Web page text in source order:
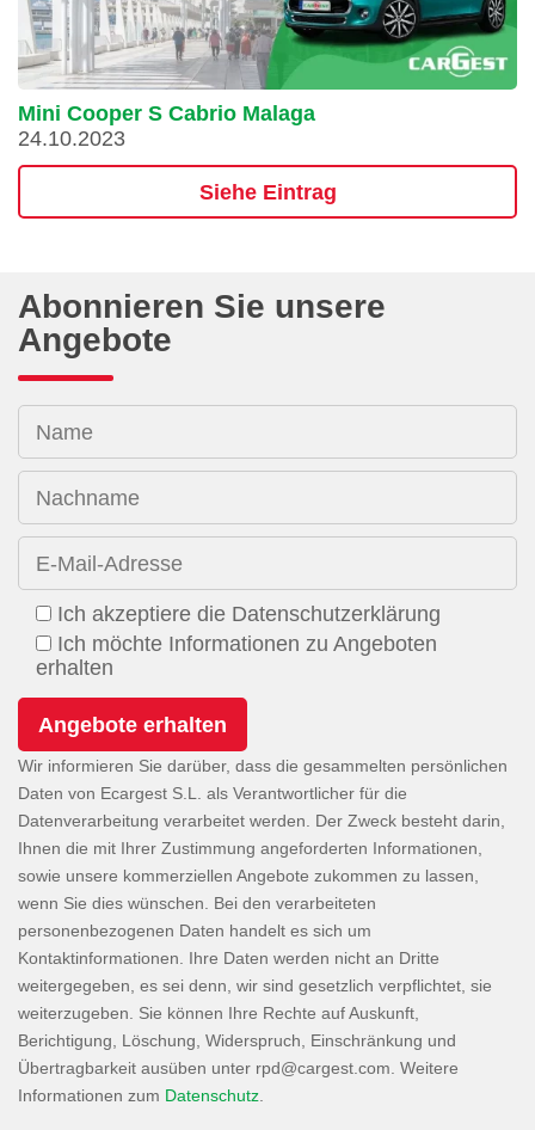
Mini Cooper S Cabrio Malaga
24.10.2023
Siehe Eintrag
Abonnieren Sie unsere
Angebote
Name
Nachname
E-Mail-Adresse
Ich akzeptiere die Datenschutzerklärung
Ich möchte Informationen zu Angeboten
erhalten
Wir informieren Sie darüber, dass die gesammelten persönlichen
Daten von Ecargest S.L. als Verantwortlicher für die
Datenverarbeitung verarbeitet werden. Der Zweck besteht darin,
Ihnen die mit Ihrer Zustimmung angeforderten Informationen,
sowie unsere kommerziellen Angebote zukommen zu lassen,
wenn Sie dies wünschen. Bei den verarbeiteten
personenbezogenen Daten handelt es sich um
Kontaktinformationen. Ihre Daten werden nicht an Dritte
weitergegeben, es sei denn, wir sind gesetzlich verpflichtet, sie
weiterzugeben. Sie können Ihre Rechte auf Auskunft,
Berichtigung, Löschung, Widerspruch, Einschränkung und
Übertragbarkeit ausüben unter
. Weitere
Informationen zum Datenschutz